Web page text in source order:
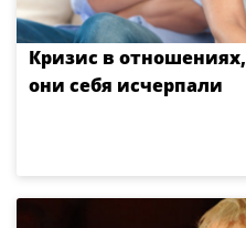
Кризис в
они себя исчерпали